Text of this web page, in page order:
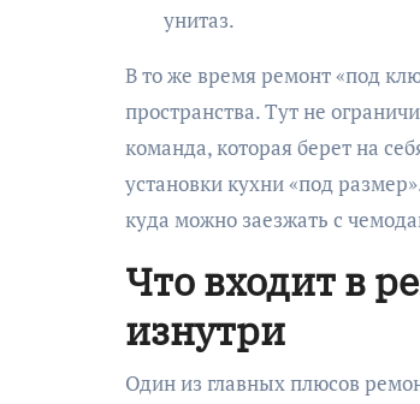
унитаз.
В то же время ремонт «под
пространства. Тут не
команда, которая берет на
установки кухни «под
куда можно заезжать с
Что входит в
изнутри
Один из главных плюсов